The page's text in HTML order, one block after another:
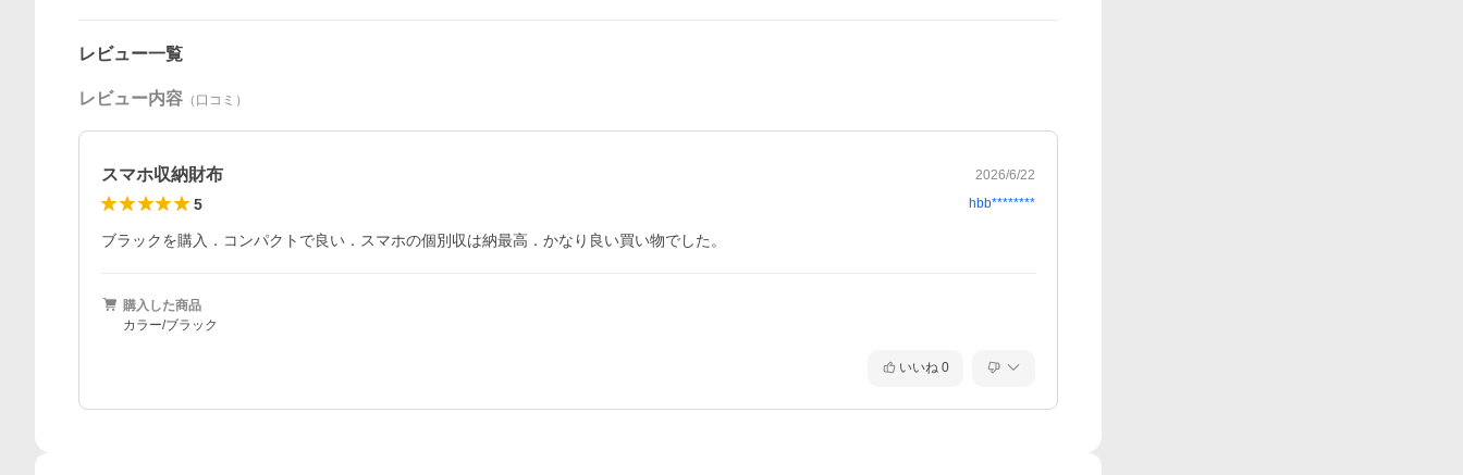
レビュー一覧
レビュー内容 （口コミ）
スマホ収納財布 2026/6/22
5 hbb********
ブラックを購入．コンパクトで良い．スマホの個別収は納最高．かなり良い買い物でした。
購入した商品
カラー/ブラック
いいね 0